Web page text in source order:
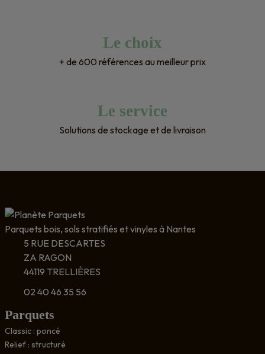
Le choix
+ de 600 références au meilleur prix
Le service
Solutions de stockage et de livraison
Parquets bois, sols stratifiés et vinyles à Nantes
5 RUE DESCARTES
ZA RAGON
44119 TRELLIÈRES
02 40 46 35 56
Parquets
Classic : poncé
Relief : structuré